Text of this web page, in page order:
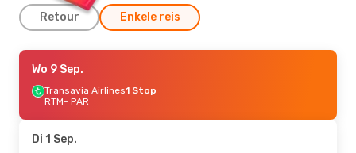
Retour Enkele reis
Ma 7 Sep.
Transavia Airlines
1 Stop
Transavia France1 Stop
PAR- RTM
Wo 9 Sep.
Transavia Airlines1 Stop
RTM- PAR
Di 1 Sep.